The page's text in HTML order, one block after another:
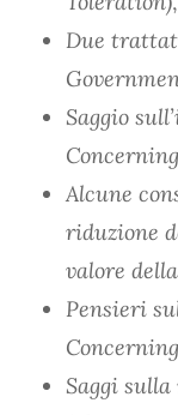
Due
Saggio
Alcune
riduzione
valore
Pensieri
Saggi